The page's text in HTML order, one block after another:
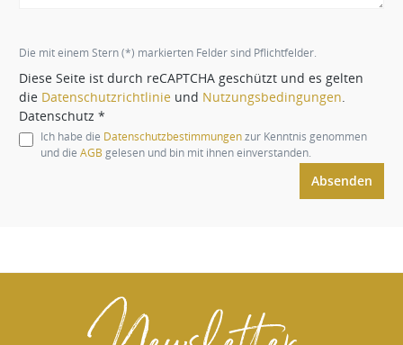
Die mit einem Stern (*) markierten Felder sind Pflichtfelder.
Diese Seite ist durch reCAPTCHA geschützt und es gelten
die Datenschutzrichtlinie und Nutzungsbedingungen.
Datenschutz *
Ich habe die Datenschutzbestimmungenzur Kenntnis genommen
und die AGB gelesen und bin mit ihnen einverstanden.
Absenden